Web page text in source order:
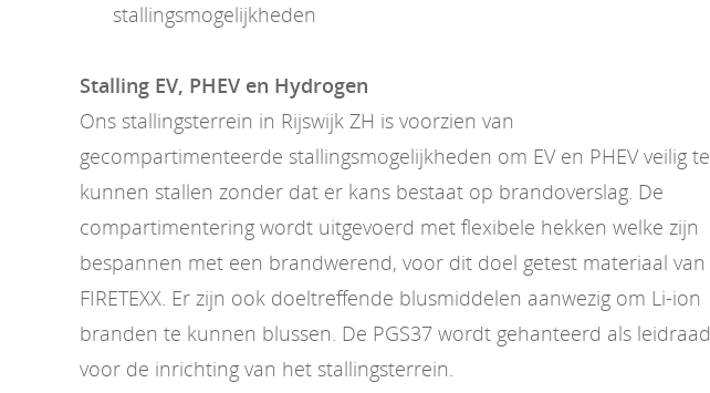
stallingsmogelijkheden
Stalling EV, PHEV en Hydrogen
Ons stallingsterrein in Rijswijk ZH is voorzien van
gecompartimenteerde stallingsmogelijkheden om EV en PHEV veilig te
kunnen stallen zonder dat er kans bestaat op brandoverslag. De
compartimentering wordt uitgevoerd met flexibele hekken welke zijn
bespannen met een brandwerend, voor dit doel getest materiaal van
FIRETEXX. Er zijn ook doeltreffende blusmiddelen aanwezig om Li-ion
branden te kunnen blussen. De PGS37 wordt gehanteerd als leidraad
voor de inrichting van het stallingsterrein.